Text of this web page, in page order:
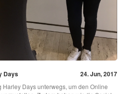
Days 24. Jun, 2017
Days unterwegs, um den Online